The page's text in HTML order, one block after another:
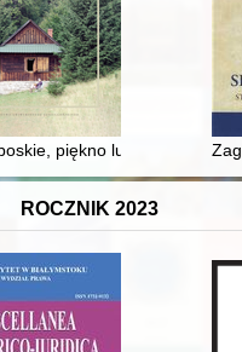
tworzącego w Bydgoszczy
piękno ludzkie... :
ROCZNIK 2023